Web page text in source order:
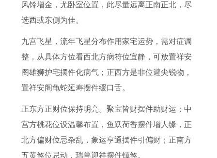
风铃增金，尤卧室位置，此尽量远离正南正北，尽
选西或东侧为佳。
九宫飞星，流年飞星分布作用家宅运势，需对症调
整，从具体方位看西北方病符位宜静，可放置祥安
阁雄狮护宅摆件化病气；正西方是非位避尖锐物，
置祥安阁龟蛇延寿摆件缓口舌。
正东方正财位保持明亮。聚宝皆财摆件助财运；中
宫方桃花位设温馨布置，鱼跃荷香摆件增人缘，正
北方偏财位忌杂乱，象运亨通摆件引偏财；正南方
五黄煞位忌动，瑞兽迎祥摆件镇煞。